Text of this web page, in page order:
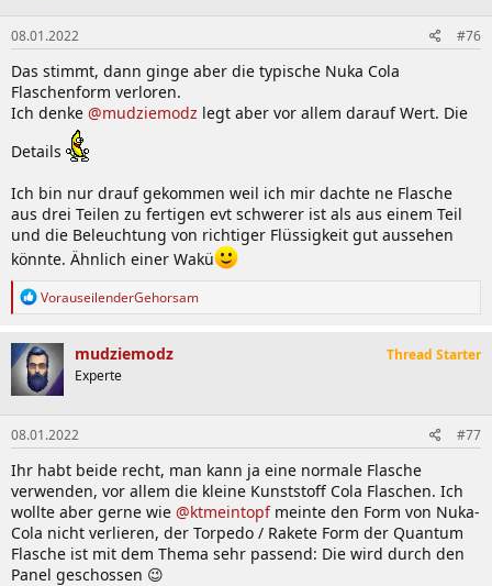
08.01.2022 #76
Das stimmt, dann ginge aber die typische Nuka Cola
Flaschenform verloren.
Ich denke @mudziemodz legt aber vor allem darauf Wert. Die
Details
Ich bin nur drauf gekommen weil ich mir dachte ne Flasche
aus drei Teilen zu fertigen evt schwerer ist als aus einem Teil
und die Beleuchtung von richtiger Flüssigkeit gut aussehen
könnte. Ähnlich einer Wakü
R
k
t
i
o
n
e
n
:
VorauseilenderGehorsam
mudziemodz
Experte
Thread Starter
08.01.2022 #77
Ihr habt beide recht, man kann ja eine normale Flasche
verwenden, vor allem die kleine Kunststoff Cola Flaschen. Ich
wollte aber gerne wie @ktmeintopfmeinte den Form von Nuka-
Cola nicht verlieren, der Torpedo / Rakete Form der Quantum
Flasche ist mit dem Thema sehr passend: Die wird durch den
Panel geschossen 😉